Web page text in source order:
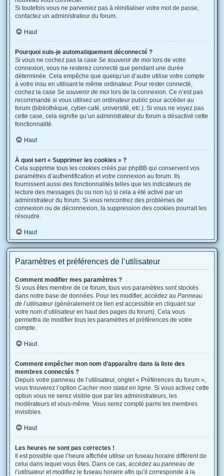
Si toutefois vous ne parveniez pas à réinitialiser votre mot de passe,
contactez un administrateur du forum.
Haut
Pourquoi suis-je automatiquement déconnecté ?
Si vous ne cochez pas la case Se souvenir de moi lors de votre
connexion, vous ne resterez connecté que pendant une durée
déterminée. Cela empêche que quelqu’un d’autre utilise votre compte
à votre insu en utilisant le même ordinateur. Pour rester connecté,
cochez la case Se souvenir de moi lors de la connexion. Ce n’est pas
recommandé si vous utilisez un ordinateur public pour accéder au
forum (bibliothèque, cyber-café, université, etc.). Si vous ne voyez pas
cette case, cela signifie qu’un administrateur du forum a désactivé cette
fonctionnalité.
Haut
À quoi sert « Supprimer les cookies » ?
Cela supprime tous les cookies créés par phpBB qui conservent vos
paramètres d’authentification et votre connexion au forum. Ils
fournissent aussi des fonctionnalités telles que les indicateurs de
lecture des messages (lu ou non lu) si cela a été activé par un
administrateur du forum. Si vous rencontrez des problèmes de
connexion ou de déconnexion, la suppression des cookies pourrait les
résoudre.
Haut
Paramètres et préférences de l’utilisateur
Comment modifier mes paramètres ?
Si vous êtes membre de ce forum, tous vos paramètres sont stockés
dans notre base de données. Pour les modifier, accédez au Panneau
de l’utilisateur(généralement ce lien est accessible en cliquant sur
votre nom d’utilisateur en haut des pages du forum). Cela vous
permettra de modifier tous les paramètres et préférences de votre
compte.
Haut
Comment empêcher mon nom d’apparaître dans la liste des
membres connectés ?
Depuis votre panneau de l’utilisateur, onglet « Préférences du forum »,
vous trouverez l’option Cacher mon statut en ligne. Si vous activez cette
option vous ne serez visible que par les administrateurs, les
modérateurs et vous-même. Vous serez compté parmi les membres
invisibles.
Haut
Les heures ne sont pas correctes !
Il est possible que l’heure affichée utilise un fuseau horaire différent de
celui dans lequel vous êtes. Dans ce cas, accédez au panneau de
l’utilisateuret modifiez le fuseau horaire afin qu’il corresponde à la